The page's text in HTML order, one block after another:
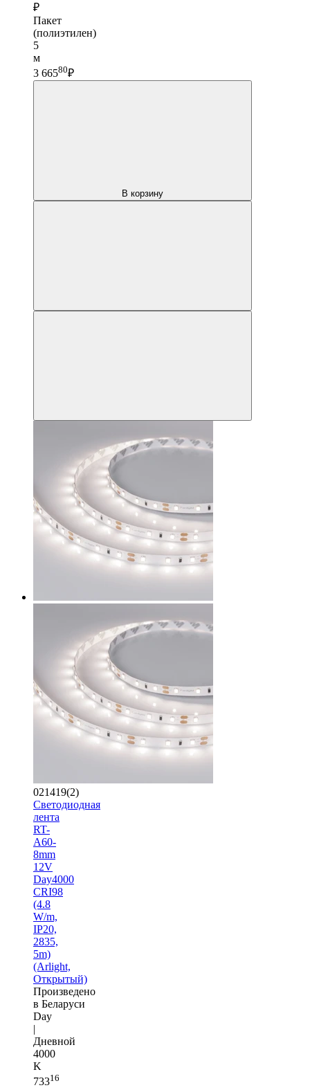
₽
Пакет
(полиэтилен)
5
м
3 66580₽
В корзину
021419(2)
Светодиодная
лента
RT-
A60-
8mm
12V
Day4000
CRI98
(4.8
W/m,
IP20,
2835,
5m)
(Arlight,
Открытый)
Произведено
в Беларуси
Day
|
Дневной
4000
K
73316